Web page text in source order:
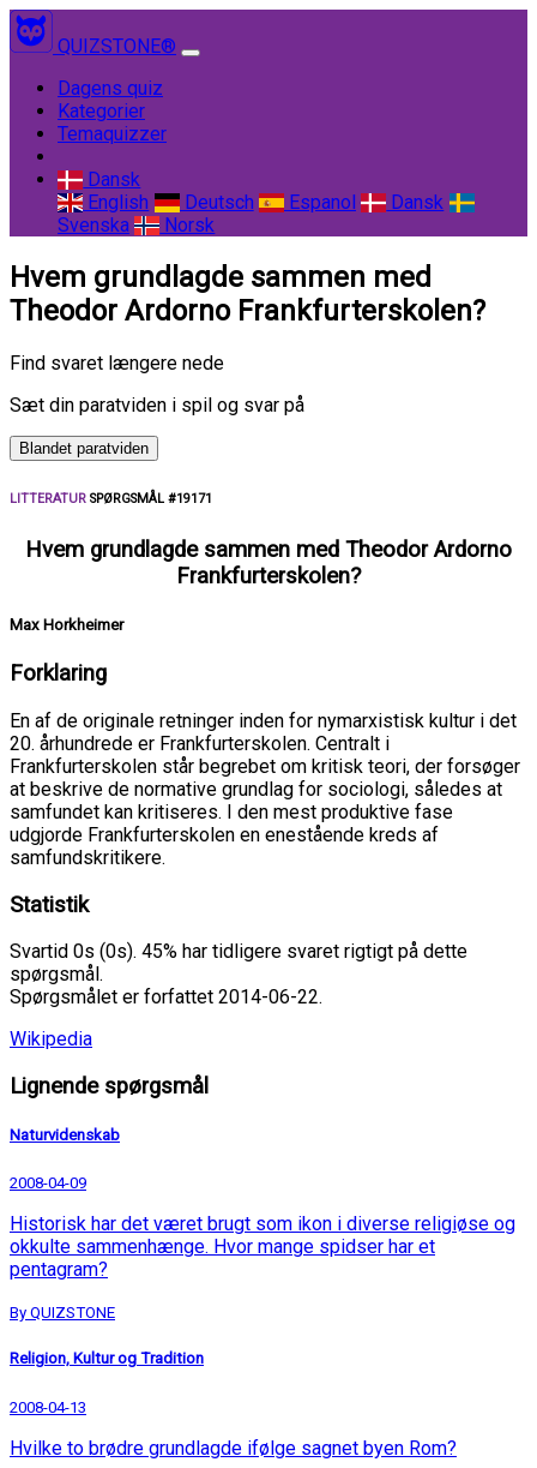
QUIZSTONE®
Dagens quiz
Kategorier
Temaquizzer
Dansk
English
Deutsch Espanol
Dansk
Svenska
Norsk
Hvem grundlagde sammen med
Theodor Ardorno Frankfurterskolen?
Find svaret længere nede
Sæt din paratviden i spil og svar på
Blandet paratviden
LITTERATUR SPØRGSMÅL #19171
Hvem grundlagde sammen med Theodor Ardorno
Frankfurterskolen?
Max Horkheimer
Forklaring
En af de originale retninger inden for nymarxistisk kultur i det
20. århundrede er Frankfurterskolen. Centralt i
Frankfurterskolen står begrebet om kritisk teori, der forsøger
at beskrive de normative grundlag for sociologi, således at
samfundet kan kritiseres. I den mest produktive fase
udgjorde Frankfurterskolen en enestående kreds af
samfundskritikere.
Statistik
Svartid 0s (0s). 45% har tidligere svaret rigtigt på dette
spørgsmål.
Spørgsmålet er forfattet 2014-06-22.
Wikipedia
Lignende spørgsmål
Naturvidenskab
2008-04-09
Historisk har det været brugt som ikon i diverse religiøse og
okkulte sammenhænge. Hvor mange spidser har et
pentagram?
By QUIZSTONE
Religion, Kultur og Tradition
2008-04-13
Hvilke to brødre grundlagde ifølge sagnet byen Rom?